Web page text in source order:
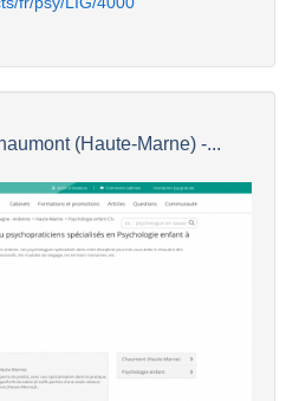
(Haute-Marne) -...